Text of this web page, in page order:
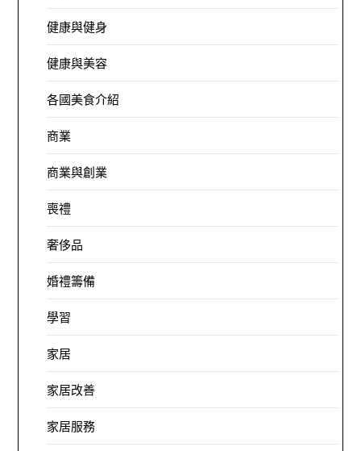
健康與健身
健康與美容
各國美食介紹
商業
商業與創業
喪禮
奢侈品
婚禮籌備
學習
家居
家居改善
家居服務